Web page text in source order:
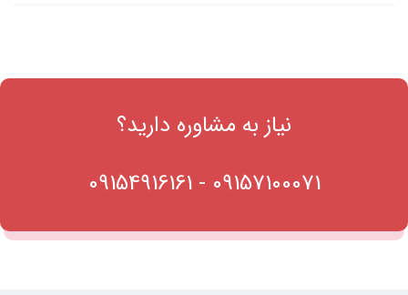
نیاز به مشاوره دارید؟
09157100071
-
09154916161